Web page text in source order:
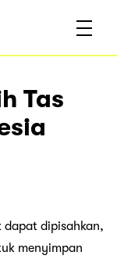
Tas
dipisahkan,
menyimpan